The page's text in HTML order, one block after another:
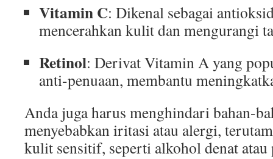
Vitamin C: Dikenal sebagai
mencerahkan kulit dan mengurangi
Retinol: Derivat Vitamin A yang
anti-penuaan, membantu
Anda juga harus menghindari bahan-
menyebabkan iritasi atau alergi,
kulit sensitif, seperti alkohol denat